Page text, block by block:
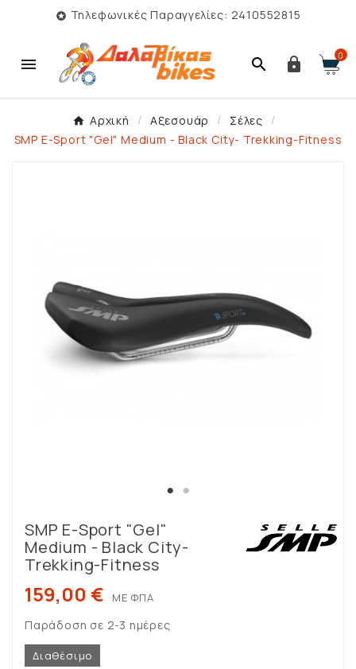
 Τηλεφωνικές Παραγγελίες: 2410552815
   0
Αρχική Αξεσουάρ
Σέλες
SMP E-Sport "Gel" Medium - Black City- Trekking-Fitness
SMP E-Sport "Gel"
Medium - Black City-
Trekking-Fitness
159,00 € ΜΕ ΦΠΑ
Παράδοση σε 2-3 ημέρες
Διαθέσιμο